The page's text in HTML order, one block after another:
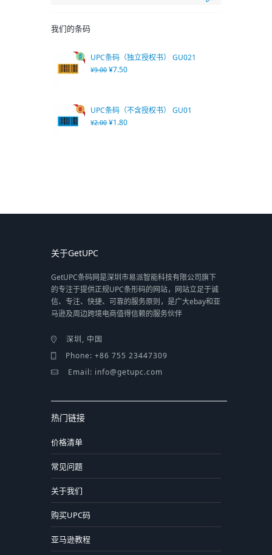
我们的条码
UPC条码（独立授权书） GU021
¥9.00 ¥7.50
UPC条码（不含授权书） GU01
¥2.00 ¥1.80
关于GetUPC
GetUPC条码网是深圳市易派智能科技有限公司旗下
的专注于提供正规UPC条形码的网站，网站立足于诚
信、专注、快捷、可靠的服务原则，是广大ebay和亚
马逊及周边跨境电商值得信赖的服务伙伴
深圳, 中国
Phone: +86 755 23447309
Email: info@getupc.com
热门链接
价格清单
常见问题
关于我们
购买UPC码
亚马逊教程